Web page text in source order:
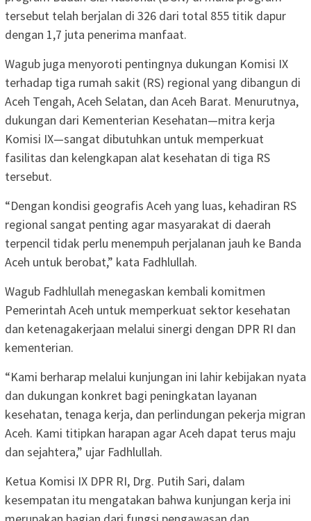
tersebut telah berjalan di 326 dari total 855 titik dapur
dengan 1,7 juta penerima manfaat.
Wagub juga menyoroti pentingnya dukungan Komisi IX
terhadap tiga rumah sakit (RS) regional yang dibangun di
Aceh Tengah, Aceh Selatan, dan Aceh Barat. Menurutnya,
dukungan dari Kementerian Kesehatan—mitra kerja
Komisi IX—sangat dibutuhkan untuk memperkuat
fasilitas dan kelengkapan alat kesehatan di tiga RS
tersebut.
“Dengan kondisi geografis Aceh yang luas, kehadiran RS
regional sangat penting agar masyarakat di daerah
terpencil tidak perlu menempuh perjalanan jauh ke Banda
Aceh untuk berobat,” kata Fadhlullah.
Wagub Fadhlullah menegaskan kembali komitmen
Pemerintah Aceh untuk memperkuat sektor kesehatan
dan ketenagakerjaan melalui sinergi dengan DPR RI dan
kementerian.
“Kami berharap melalui kunjungan ini lahir kebijakan nyata
dan dukungan konkret bagi peningkatan layanan
kesehatan, tenaga kerja, dan perlindungan pekerja migran
Aceh. Kami titipkan harapan agar Aceh dapat terus maju
dan sejahtera,” ujar Fadhlullah.
Ketua Komisi IX DPR RI, Drg. Putih Sari, dalam
kesempatan itu mengatakan bahwa kunjungan kerja ini